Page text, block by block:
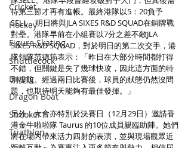
Cricket
Hockey
Figure Skating
Shuttlecock
Diving
Dragon Boat
Snooker
Triathlon
待第三節才再有進帳。最終港隊以5：20負予
SELL，明日將與JLA SIXES R&D SQUAD在銅牌戰
對壘。港隊早前在小組賽以7分之差不敵JLA
SIXES R&D SQUAD，對於明日的第二次交手，港
隊領隊范德筠表示：「昨日在大部分時間都打得
不錯，但關鍵是失了幾球快攻，因此這方面的特
別提防。經過兩日比賽後，球員的狀態仍然沒問
題，也期待明天能夠有最佳發揮。」
另外，大會亦特別於決賽日（12月29日）邀請香
港金牛啦啦隊 Taurus 的10位成員親臨助陣。她們
將在場內帶來活力四射的表演，並與現場觀眾近